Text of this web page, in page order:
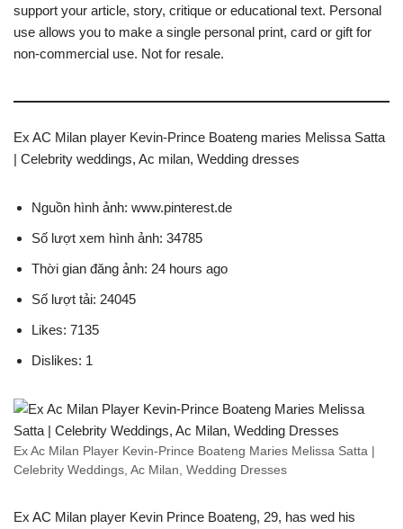
support your article, story, critique or educational text. Personal
use allows you to make a single personal print, card or gift for
non-commercial use. Not for resale.
Ex AC Milan player Kevin-Prince Boateng maries Melissa Satta
| Celebrity weddings, Ac milan, Wedding dresses
Nguồn hình ảnh: www.pinterest.de
Số lượt xem hình ảnh: 34785
Thời gian đăng ảnh: 24 hours ago
Số lượt tải: 24045
Likes: 7135
Dislikes: 1
Ex Ac Milan Player Kevin-Prince Boateng Maries Melissa Satta |
Celebrity Weddings, Ac Milan, Wedding Dresses
Ex AC Milan player Kevin Prince Boateng, 29, has wed his